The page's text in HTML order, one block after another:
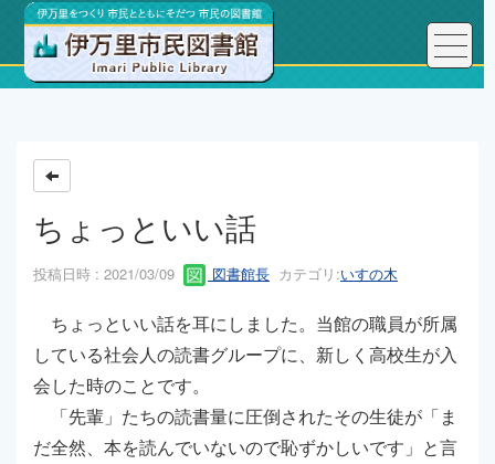
トップページ こんにちは、図書館長です！
ちょっといい話
投稿日時 : 2021/03/09 図書館長 カテゴリ:いすの木
ちょっといい話を耳にしました。当館の職員が所属
している社会人の読書グループに、新しく高校生が入
会した時のことです。
「先輩」たちの読書量に圧倒されたその生徒が「ま
だ全然、本を読んでいないので恥ずかしいです」と言